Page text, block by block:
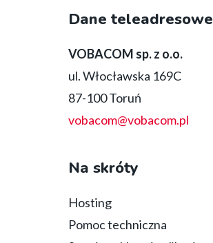
bottom
Dane teleadresowe
VOBACOM sp. z o.o.
ul. Włocławska 169C
87-100 Toruń
vobacom@vobacom.pl
Na skróty
Hosting
Pomoc techniczna